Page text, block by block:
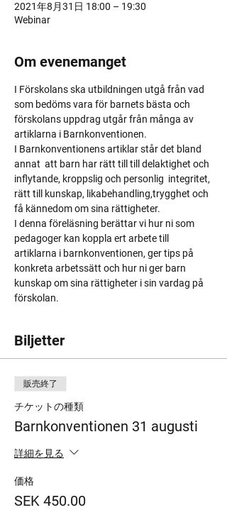
2021年8月31日 18:00 – 19:30
Webinar
Om evenemanget
I Förskolans ska utbildningen utgå från vad
som bedöms vara för barnets bästa och
förskolans uppdrag utgår från många av
artiklarna i Barnkonventionen.
I Barnkonventionens artiklar står det bland
annat  att barn har rätt till till delaktighet och
inflytande, kroppslig och personlig  integritet,
rätt till kunskap, likabehandling,trygghet och
få kännedom om sina rättigheter.
I denna föreläsning berättar vi hur ni som
pedagoger kan koppla ert arbete till
artiklarna i barnkonventionen, ger tips på
konkreta arbetssätt och hur ni ger barn
kunskap om sina rättigheter i sin vardag på
förskolan.
Biljetter
販売終了
チケットの種類
Barnkonventionen 31 augusti
詳細を見る
価格
SEK 450.00